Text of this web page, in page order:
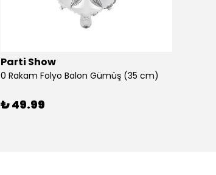
Parti Show
0 Rakam Folyo Balon Gümüş (35 cm)
₺ 49.99